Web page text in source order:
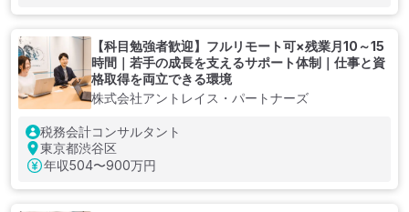
【科目勉強者歓迎】フルリモート可×残業月10～15
時間｜若手の成長を支えるサポート体制｜仕事と資
格取得を両立できる環境
株式会社アントレイス・パートナーズ
税務会計コンサルタント
東京都渋谷区
年収504〜900万円